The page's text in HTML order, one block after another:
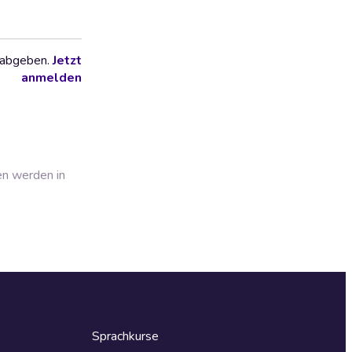
Jetzt
anmelden
werden in
Sprachkurse